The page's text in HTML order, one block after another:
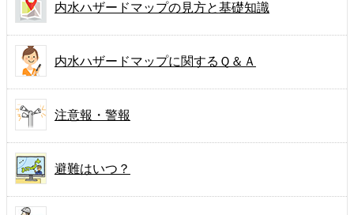
内水ハザードマップの見方と基礎知識
内水ハザードマップに関する Ｑ＆Ａ
注意報・警報
避難はいつ？